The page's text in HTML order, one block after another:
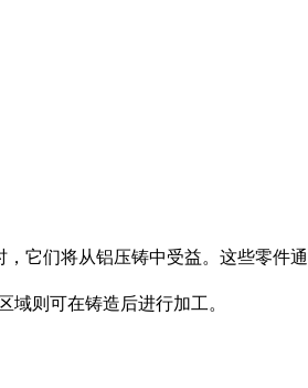
它们将从铝压铸中受益。这些零件
则可在铸造后进行加工。